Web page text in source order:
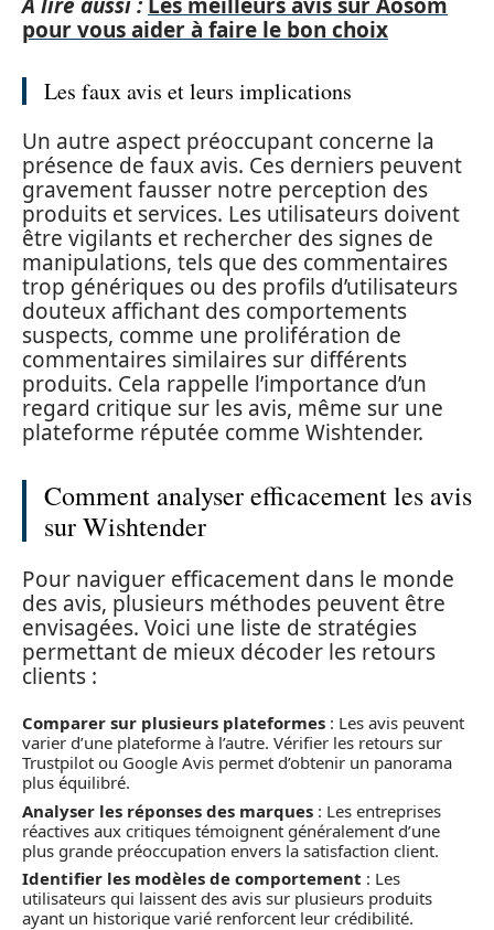
pour vous aider à faire le bon choix
Les faux avis et leurs implications
Un autre aspect préoccupant concerne la
présence de faux avis. Ces derniers peuvent
gravement fausser notre perception des
produits et services. Les utilisateurs doivent
être vigilants et rechercher des signes de
manipulations, tels que des commentaires
trop génériques ou des profils d’utilisateurs
douteux affichant des comportements
suspects, comme une prolifération de
commentaires similaires sur différents
produits. Cela rappelle l’importance d’un
regard critique sur les avis, même sur une
plateforme réputée comme Wishtender.
Comment analyser efficacement les avis
sur Wishtender
Pour naviguer efficacement dans le monde
des avis, plusieurs méthodes peuvent être
envisagées. Voici une liste de stratégies
permettant de mieux décoder les retours
clients :
Comparer sur plusieurs plateformes : Les avis peuvent
varier d’une plateforme à l’autre. Vérifier les retours sur
Trustpilot ou Google Avis permet d’obtenir un panorama
plus équilibré.
Analyser les réponses des marques : Les entreprises
réactives aux critiques témoignent généralement d’une
plus grande préoccupation envers la satisfaction client.
Identifier les modèles de comportement : Les
utilisateurs qui laissent des avis sur plusieurs produits
ayant un historique varié renforcent leur crédibilité.